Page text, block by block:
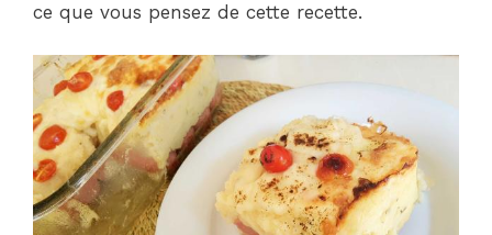
ce que vous pensez de cette recette.